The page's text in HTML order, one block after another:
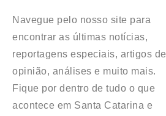
Navegue pelo nosso site para
encontrar as últimas notícias,
reportagens especiais, artigos de
opinião, análises e muito mais.
Fique por dentro de tudo o que
acontece em Santa Catarina e